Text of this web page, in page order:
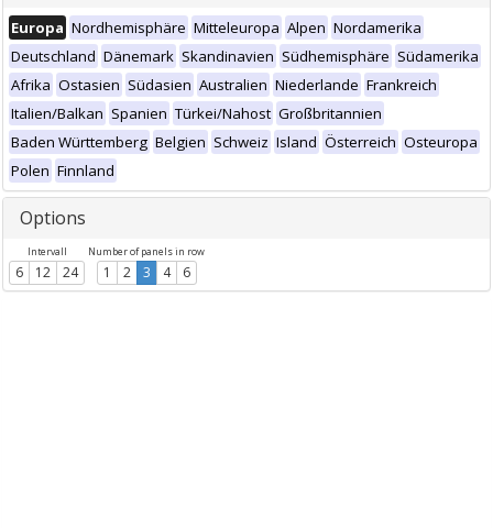
Europa Nordhemisphäre Mitteleuropa Alpen Nordamerika
Deutschland Dänemark Skandinavien Südhemisphäre Südamerika
Afrika Ostasien Südasien Australien Niederlande Frankreich
Italien/Balkan Spanien Türkei/Nahost Großbritannien
Baden Württemberg Belgien Schweiz Island Österreich Osteuropa
Polen Finnland
Options
Intervall
6 12 24
Number of panels in row
1 2 3 4 6